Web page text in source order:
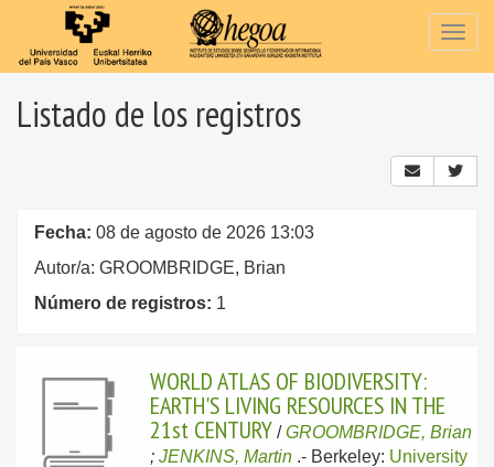
Listado de los registros
Fecha: 08 de agosto de 2026 13:03
Autor/a: GROOMBRIDGE, Brian
Número de registros: 1
WORLD ATLAS OF BIODIVERSITY:
EARTH'S LIVING RESOURCES IN THE
21st CENTURY /GROOMBRIDGE, Brian
; JENKINS, Martin .- Berkeley: University